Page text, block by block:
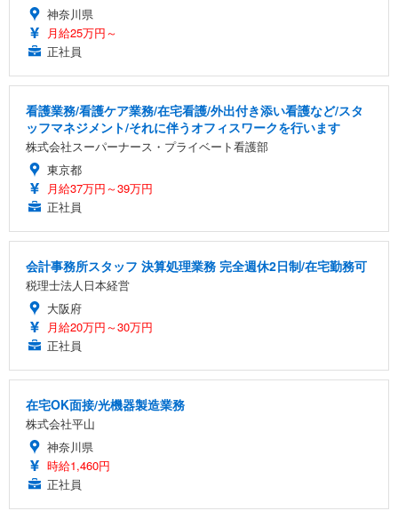
神奈川県
月給25万円～
正社員
看護業務/看護ケア業務/在宅看護/外出付き添い看護など/スタ
ッフマネジメント/それに伴うオフィスワークを行います
株式会社スーパーナース・プライベート看護部
東京都
月給37万円～39万円
正社員
会計事務所スタッフ 決算処理業務 完全週休2日制/在宅勤務可
税理士法人日本経営
大阪府
月給20万円～30万円
正社員
在宅OK面接/光機器製造業務
株式会社平山
神奈川県
時給1,460円
正社員